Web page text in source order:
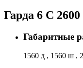
Гарда 6 С 2600
Габаритные
1560 д , 1560 ш ,